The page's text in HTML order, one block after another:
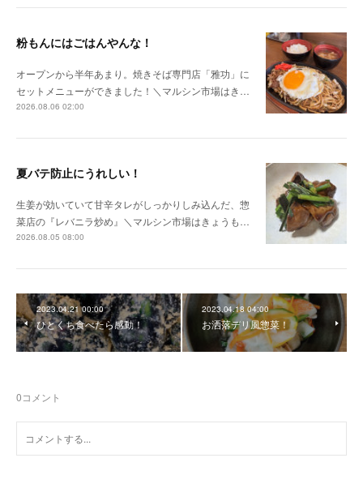
粉もんにはごはんやんな！
オープンから半年あまり。焼きそば専門店「雅功」に
セットメニューができました！＼マルシン市場はき…
2026.08.06 02:00
夏バテ防止にうれしい！
生姜が効いていて甘辛タレがしっかりしみ込んだ、惣
菜店の『レバニラ炒め』＼マルシン市場はきょうも…
2026.08.05 08:00
2023.04.21 00:00
ひとくち食べたら感動！
2023.04.18 04:00
お洒落デリ風惣菜！
0コメント